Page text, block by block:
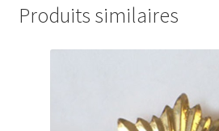
Produits similaires